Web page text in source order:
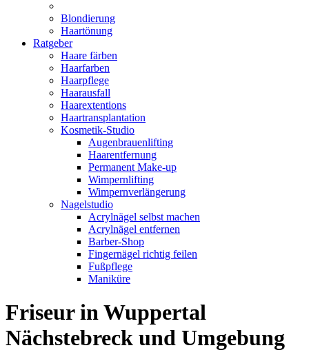
Blondierung
Haartönung
Ratgeber
Haare färben
Haarfarben
Haarpflege
Haarausfall
Haarextentions
Haartransplantation
Kosmetik-Studio
Augenbrauenlifting
Haarentfernung
Permanent Make-up
Wimpernlifting
Wimpernverlängerung
Nagelstudio
Acrylnägel selbst machen
Acrylnägel entfernen
Barber-Shop
Fingernägel richtig feilen
Fußpflege
Maniküre
Friseur in Wuppertal
Nächstebreck und Umgebung